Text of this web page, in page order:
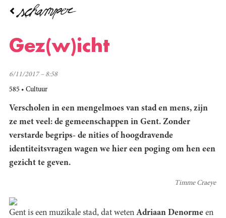
Overslaan
inhoud
gaan
Gez(w)icht
6/11/2017 – 8:58
585 Cultuur
Verscholen in een mengelmoes van stad en mens, zijn
ze met veel: de gemeenschappen in Gent. Zonder
verstarde begrips- de nities of hoogdravende
identiteitsvragen wagen we hier een poging om hen een
gezicht te geven.
Timme Craeye
Gent is een muzikale stad, dat weten Adriaan Denorme en